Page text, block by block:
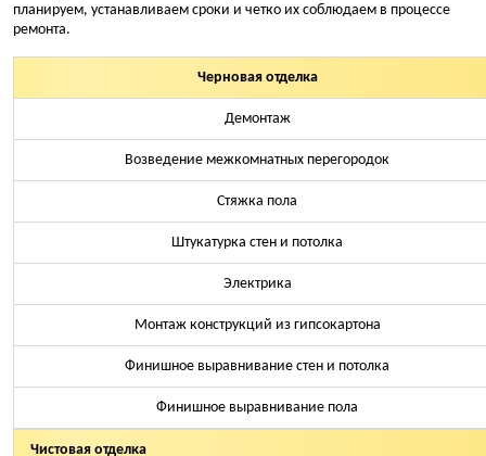
планируем, устанавливаем сроки и четко их соблюдаем в процессе
ремонта.
Черновая отделка
Демонтаж
Возведение межкомнатных перегородок
Стяжка пола
Штукатурка стен и потолка
Электрика
Монтаж конструкций из гипсокартона
Финишное выравнивание стен и потолка
Финишное выравнивание пола
Чистовая отделка